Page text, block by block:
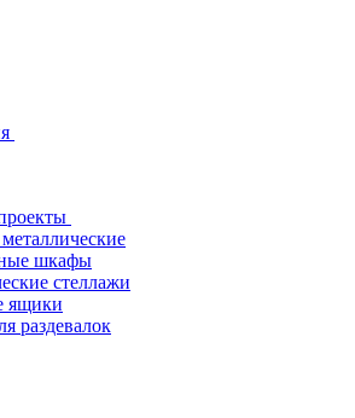
шкафы
стеллажи
ящики
раздевалок